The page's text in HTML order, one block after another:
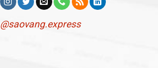
@saovang.express